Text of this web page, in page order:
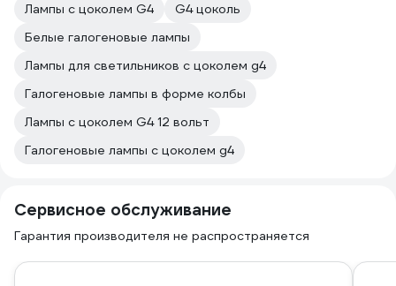
Лампы с цоколем G4
G4 цоколь
Белые галогеновые лампы
Лампы для светильников с цоколем g4
Галогеновые лампы в форме колбы
Лампы с цоколем G4 12 вольт
Галогеновые лампы с цоколем g4
Сервисное обслуживание
Гарантия производителя не распространяется